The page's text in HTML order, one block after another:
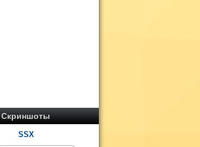
Скриншоты
SSX